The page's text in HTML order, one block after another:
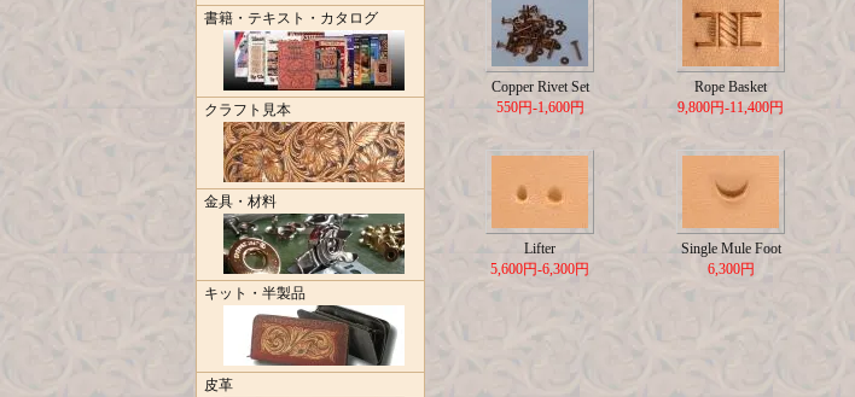
書籍・テキスト・カタログ
クラフト見本
金具・材料
キット・半製品
皮革
Copper Rivet Set
550円-1,600円
Rope Basket
9,800円-11,400円
Lifter
5,600円-6,300円
Single Mule Foot
6,300円